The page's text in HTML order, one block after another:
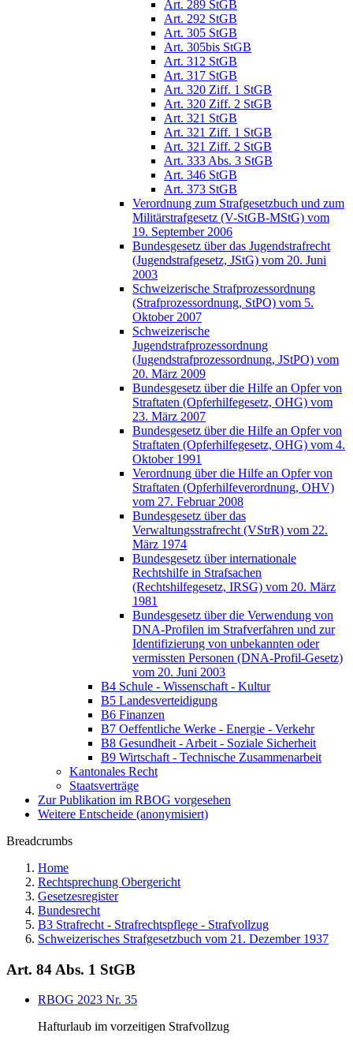
Art. 289 StGB
Art. 292 StGB
Art. 305 StGB
Art. 305bis StGB
Art. 312 StGB
Art. 317 StGB
Art. 320 Ziff. 1 StGB
Art. 320 Ziff. 2 StGB
Art. 321 StGB
Art. 321 Ziff. 1 StGB
Art. 321 Ziff. 2 StGB
Art. 333 Abs. 3 StGB
Art. 346 StGB
Art. 373 StGB
Verordnung zum Strafgesetzbuch und zum
Militärstrafgesetz (V-StGB-MStG) vom
19. September 2006
Bundesgesetz über das Jugendstrafrecht
(Jugendstrafgesetz, JStG) vom 20. Juni
2003
Schweizerische Strafprozessordnung
(Strafprozessordnung, StPO) vom 5.
Oktober 2007
Schweizerische
Jugendstrafprozessordnung
(Jugendstrafprozessordnung, JStPO) vom
20. März 2009
Bundesgesetz über die Hilfe an Opfer von
Straftaten (Opferhilfegesetz, OHG) vom
23. März 2007
Bundesgesetz über die Hilfe an Opfer von
Straftaten (Opferhilfegesetz, OHG) vom 4.
Oktober 1991
Verordnung über die Hilfe an Opfer von
Straftaten (Opferhilfeverordnung, OHV)
vom 27. Februar 2008
Bundesgesetz über das
Verwaltungsstrafrecht (VStrR) vom 22.
März 1974
Bundesgesetz über internationale
Rechtshilfe in Strafsachen
(Rechtshilfegesetz, IRSG) vom 20. März
1981
Bundesgesetz über die Verwendung von
DNA-Profilen im Strafverfahren und zur
Identifizierung von unbekannten oder
vermissten Personen (DNA-Profil-Gesetz)
vom 20. Juni 2003
B4 Schule - Wissenschaft - Kultur
B5 Landesverteidigung
B6 Finanzen
B7 Oeffentliche Werke - Energie - Verkehr
B8 Gesundheit - Arbeit - Soziale Sicherheit
B9 Wirtschaft - Technische Zusammenarbeit
Kantonales Recht
Staatsverträge
Zur Publikation im RBOG vorgesehen
Weitere Entscheide (anonymisiert)
Breadcrumbs
Home
Rechtsprechung Obergericht
Gesetzesregister
Bundesrecht
B3 Strafrecht - Strafrechtspflege - Strafvollzug
Schweizerisches Strafgesetzbuch vom 21. Dezember 1937
Art. 84 Abs. 1 StGB
RBOG 2023 Nr. 35
Hafturlaub im vorzeitigen Strafvollzug